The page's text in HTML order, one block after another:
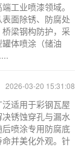
工业喷漆领域。
面除锈、防腐处
梁钢构防护，采
体喷涂（储油
2026-03-20 15:31:08
适用于彩钢瓦屋
锈蚀穿孔与漏水
喷涂专用防腐底
并美化外观。针